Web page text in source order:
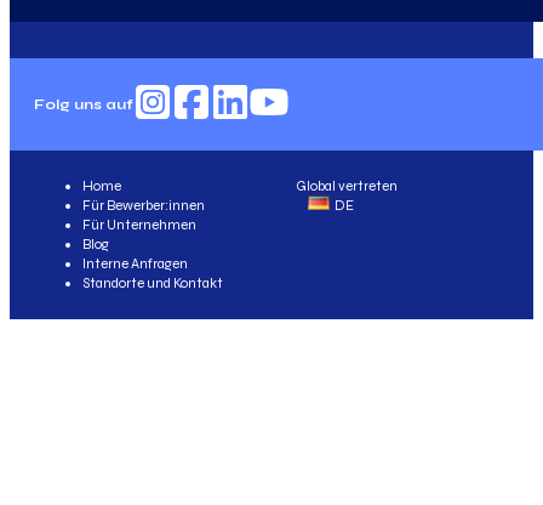
Folg uns auf
Global vertreten
DE
Home
Für Bewerber:innen
Für Unternehmen
Blog
Interne Anfragen
Standorte und Kontakt